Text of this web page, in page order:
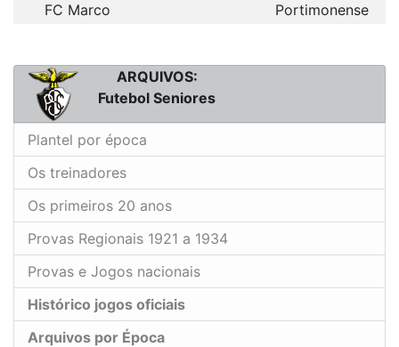
FC Marco Portimonense
ARQUIVOS:
Futebol Seniores
Plantel por época
Os treinadores
Os primeiros 20 anos
Provas Regionais 1921 a 1934
Provas e Jogos nacionais
Histórico jogos oficiais
Arquivos por Época